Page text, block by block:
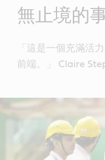
無止境的
「這是一個充滿活
前端。」 Claire